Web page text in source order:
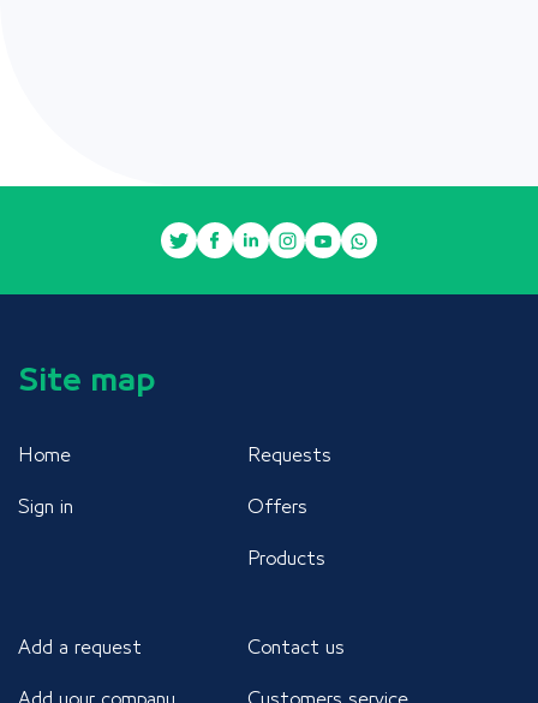
Site map
Home
Sign in
Requests
Offers
Products
Add a request
Add your company
Contact us
Customers service